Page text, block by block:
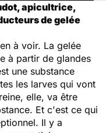
apicultrice,
de gelée
à voir. La gelée
à partir de glandes
une substance
les larves qui vont
elle, va être
Et c'est ce qui
Il y a